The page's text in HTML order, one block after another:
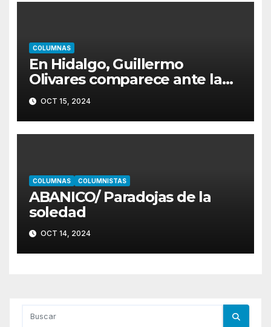
COLUMNAS
En Hidalgo, Guillermo
Olivares comparece ante la
LXVI Legislatura
OCT 15, 2024
COLUMNAS COLUMNISTAS
ABANICO/ Paradojas de la
soledad
OCT 14, 2024